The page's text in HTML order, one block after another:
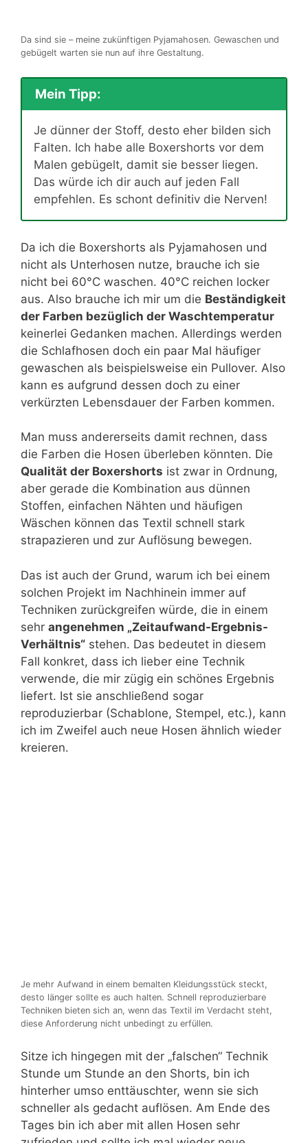
Da sind sie – meine zukünftigen Pyjamahosen. Gewaschen und
gebügelt warten sie nun auf ihre Gestaltung.
Mein Tipp:
Je dünner der Stoff, desto eher bilden sich
Falten. Ich habe alle Boxershorts vor dem
Malen gebügelt, damit sie besser liegen.
Das würde ich dir auch auf jeden Fall
empfehlen. Es schont definitiv die Nerven!
Da ich die Boxershorts als Pyjamahosen und
nicht als Unterhosen nutze, brauche ich sie
nicht bei 60°C waschen. 40°C reichen locker
aus. Also brauche ich mir um die Beständigkeit
der Farben bezüglich der Waschtemperatur
keinerlei Gedanken machen. Allerdings werden
die Schlafhosen doch ein paar Mal häufiger
gewaschen als beispielsweise ein Pullover. Also
kann es aufgrund dessen doch zu einer
verkürzten Lebensdauer der Farben kommen.
Man muss andererseits damit rechnen, dass
die Farben die Hosen überleben könnten. Die
Qualität der Boxershorts ist zwar in Ordnung,
aber gerade die Kombination aus dünnen
Stoffen, einfachen Nähten und häufigen
Wäschen können das Textil schnell stark
strapazieren und zur Auflösung bewegen.
Das ist auch der Grund, warum ich bei einem
solchen Projekt im Nachhinein immer auf
Techniken zurückgreifen würde, die in einem
sehr angenehmen „Zeitaufwand-Ergebnis-
Verhältnis“ stehen. Das bedeutet in diesem
Fall konkret, dass ich lieber eine Technik
verwende, die mir zügig ein schönes Ergebnis
liefert. Ist sie anschließend sogar
reproduzierbar (Schablone, Stempel, etc.), kann
ich im Zweifel auch neue Hosen ähnlich wieder
kreieren.
Je mehr Aufwand in einem bemalten Kleidungsstück steckt,
desto länger sollte es auch halten. Schnell reproduzierbare
Techniken bieten sich an, wenn das Textil im Verdacht steht,
diese Anforderung nicht unbedingt zu erfüllen.
Sitze ich hingegen mit der „falschen“ Technik
Stunde um Stunde an den Shorts, bin ich
hinterher umso enttäuschter, wenn sie sich
schneller als gedacht auflösen. Am Ende des
Tages bin ich aber mit allen Hosen sehr